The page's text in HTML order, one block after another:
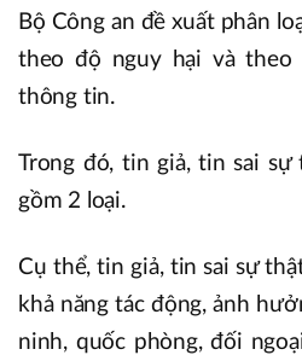
Bộ Công an đề xuất phân
theo độ nguy hại và theo
thông tin.
Trong đó, tin giả, tin sai
gồm 2 loại.
Cụ thể, tin giả, tin sai sự
khả năng tác động, ảnh
ninh, quốc phòng, đối